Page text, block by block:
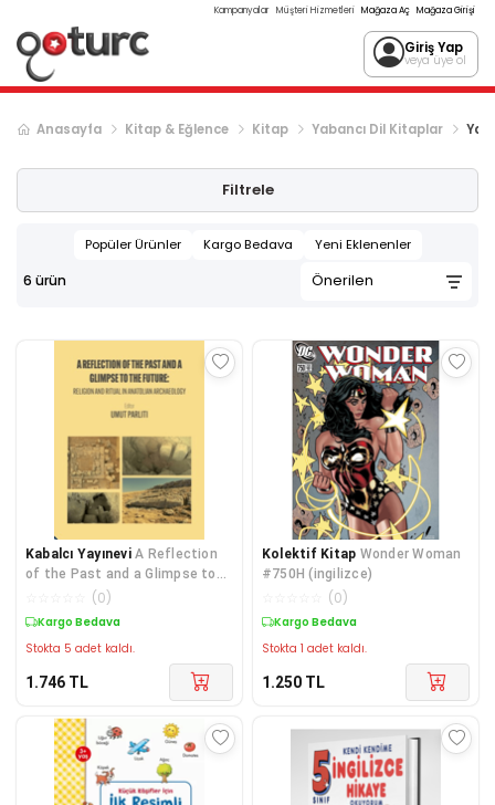
Kampanyalar Müşteri Hizmetleri Mağaza Aç Mağaza Girişi
Giriş Yap
veya üye ol
Anasayfa Kitap & Eğlence Kitap Yabancı Dil Kitaplar
Filtrele
Popüler Ürünler Kargo Bedava Yeni Eklenenler
6 ürün
Kabalcı Yayınevi A Reflection
of the Past and a Glimpse to
the Future: Religion and Ritual
(0)
Kargo Bedava
Stokta 5 adet kaldı.
1.746 TL
Kolektif Kitap Wonder Woman
#750H (ingilizce)
(0)
Kargo Bedava
Stokta 1 adet kaldı.
1.250 TL